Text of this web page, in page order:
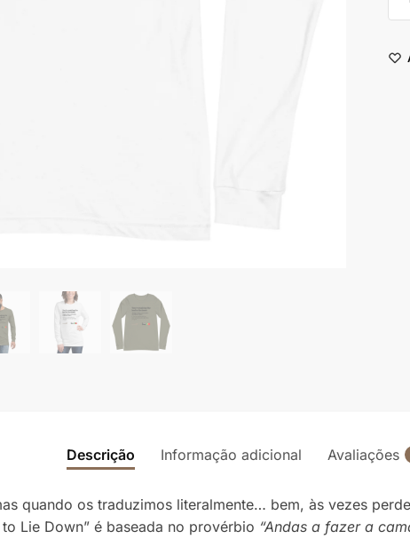
Descrição Informação adicional Avaliações
quando os traduzimos literalmente… bem, às vezes
Lie Down” é baseada no provérbio “Andas a fazer a